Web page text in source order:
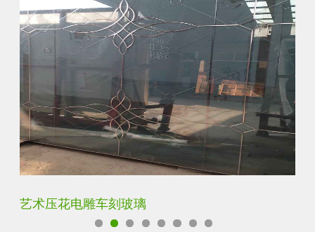
菱形镜面酒店车刻玻璃